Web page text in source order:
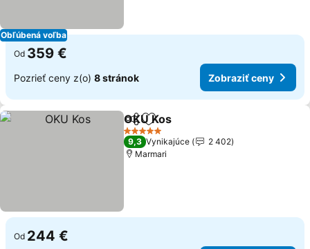
Obľúbená voľba
Od 359 €
Pozrieť ceny z(o) 8 stránok Zobraziť ceny
ZdieľaťPridať do obľúbených
OKU Kos
5 Počet hviezdičiek
9,3 Vynikajúce
2 402
Marmari
Od 244 €